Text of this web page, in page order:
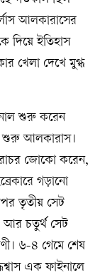
আলকারাসের
দিয়ে ইতিহাস
খেলা দেখে মুগ্ধ
শুরু করেন
শুরু আলকারাস।
জোকো করেন,
গড়ানো
তৃতীয় সেট
আর চতুর্থ সেট
৬-৪ গেমে শেষ
এক ফাইনালে